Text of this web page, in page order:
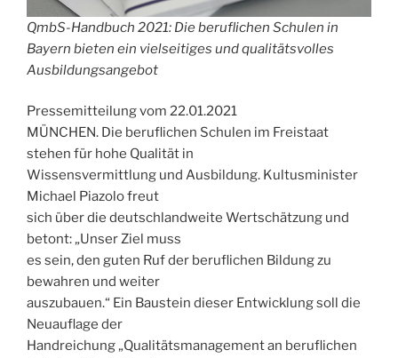
QmbS-Handbuch 2021: Die beruflichen Schulen in
Bayern bieten ein vielseitiges und qualitätsvolles
Ausbildungsangebot
Pressemitteilung vom 22.01.2021
MÜNCHEN. Die beruflichen Schulen im Freistaat
stehen für hohe Qualität in
Wissensvermittlung und Ausbildung. Kultusminister
Michael Piazolo freut
sich über die deutschlandweite Wertschätzung und
betont: „Unser Ziel muss
es sein, den guten Ruf der beruflichen Bildung zu
bewahren und weiter
auszubauen.“ Ein Baustein dieser Entwicklung soll die
Neuauflage der
Handreichung „Qualitätsmanagement an beruflichen